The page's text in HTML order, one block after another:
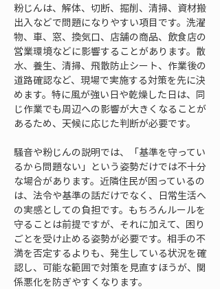
粉じんは、解体、切断、掘削、清掃、資材搬
出入などで問題になりやすい項目です。洗濯
物、車、窓、換気口、店舗の商品、飲食店の
営業環境などに影響することがあります。散
水、養生、清掃、飛散防止シート、作業後の
道路確認など、現場で実施する対策を先に決
めます。特に風が強い日や乾燥した日は、同
じ作業でも周辺への影響が大きくなることが
あるため、天候に応じた判断が必要です。
騒音や粉じんの説明では、「基準を守ってい
るから問題ない」という姿勢だけでは不十分
な場合があります。近隣住民が困っているの
は、法令や基準の話だけでなく、日常生活へ
の実感としての負担です。もちろんルールを
守ることは前提ですが、それに加えて、困り
ごとを受け止める姿勢が必要です。相手の不
満を否定するよりも、発生している状況を確
認し、可能な範囲で対策を見直すほうが、関
係悪化を防ぎやすくなります。